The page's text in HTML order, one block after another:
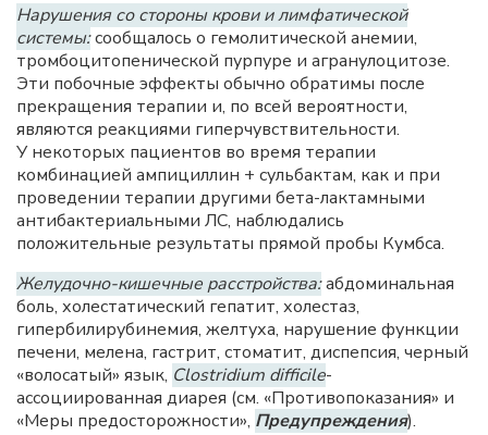
Нарушения со стороны крови и лимфатической
системы:сообщалось о гемолитической анемии,
тромбоцитопенической пурпуре и агранулоцитозе.
Эти побочные эффекты обычно обратимы после
прекращения терапии и, по всей вероятности,
являются реакциями гиперчувствительности.
У некоторых пациентов во время терапии
комбинацией ампициллин + сульбактам, как и при
проведении терапии другими бета-лактамными
антибактериальными ЛС, наблюдались
положительные результаты прямой пробы Кумбса.
Желудочно-кишечные расстройства:абдоминальная
боль, холестатический гепатит, холестаз,
гипербилирубинемия, желтуха, нарушение функции
печени, мелена, гастрит, стоматит, диспепсия, черный
«волосатый» язык, Clostridium difficile-
ассоциированная диарея (см. «Противопоказания» и
«Меры предосторожности», Предупреждения).